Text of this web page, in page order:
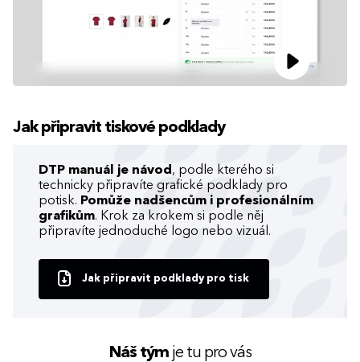
Jak připravit tiskové podklady
DTP manuál je návod , podle kterého si
technicky připravíte grafické podklady pro
potisk. Pomůže nadšencům i profesionálním
grafikům. Krok za krokem si podle něj
připravíte jednoduché logo nebo vizuál.
Jak připravit podklady pro tisk
Náš týmje tu pro vás